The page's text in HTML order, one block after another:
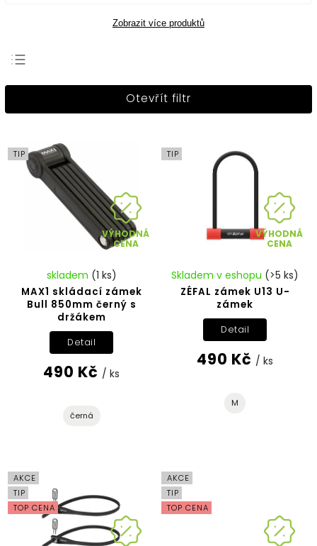
Zobrazit více produktů
Nejprodávanější
Abecedně
Otevřít filtr
TIP
VÝHODNÁ
CENA
MAX1 skládací zámek
Bull 850mm černý s
držákem
skladem (1 ks)
490 Kč / ks
Detail
černá
TIP
VÝHODNÁ
CENA
ZÉFAL zámek U13 U-
zámek
Skladem v eshopu (>5 ks)
490 Kč / ks
Detail
M
AKCE
TIP
TOP CENA
AKCE
TIP
TOP CENA